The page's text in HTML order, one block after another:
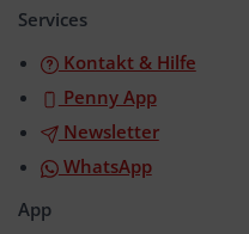
Services
Kontakt & Hilfe
Penny App
Newsletter
WhatsApp
App